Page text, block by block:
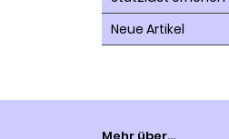
Neue Artikel